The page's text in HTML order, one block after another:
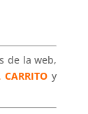
de la web,
y